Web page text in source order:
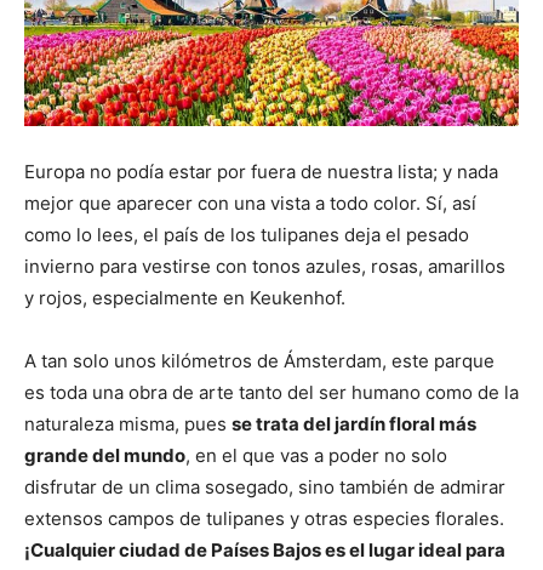
Europa no podía estar por fuera de nuestra lista; y nada
mejor que aparecer con una vista a todo color. Sí, así
como lo lees, el país de los tulipanes deja el pesado
invierno para vestirse con tonos azules, rosas, amarillos
y rojos, especialmente en Keukenhof.
A tan solo unos kilómetros de Ámsterdam, este parque
es toda una obra de arte tanto del ser humano como de la
naturaleza misma, pues se trata del jardín floral más
grande del mundo, en el que vas a poder no solo
disfrutar de un clima sosegado, sino también de admirar
extensos campos de tulipanes y otras especies florales.
¡Cualquier ciudad de Países Bajos es el lugar ideal para